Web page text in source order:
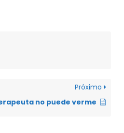
Próximo
no puede verme